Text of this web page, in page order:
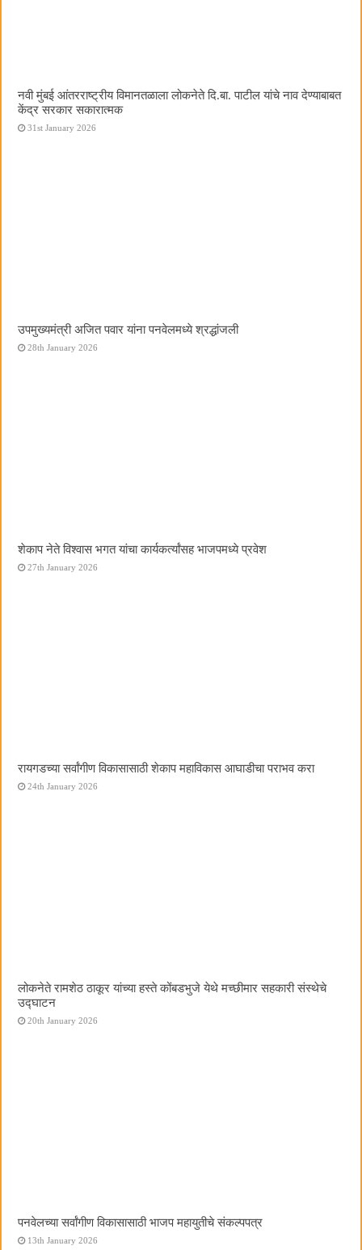
नवी मुंबई आंतरराष्ट्रीय विमानतळाला लोकनेते दि.बा. पाटील यांचे नाव देण्याबाबत
केंद्र सरकार सकारात्मक
31st January 2026
उपमुख्यमंत्री अजित पवार यांना पनवेलमध्ये श्रद्धांजली
28th January 2026
शेकाप नेते विश्वास भगत यांचा कार्यकर्त्यांसह भाजपमध्ये प्रवेश
27th January 2026
रायगडच्या सर्वांगीण विकासासाठी शेकाप महाविकास आघाडीचा पराभव करा
24th January 2026
लोकनेते रामशेठ ठाकूर यांच्या हस्ते कोंबडभुजे येथे मच्छीमार सहकारी संस्थेचे
उद्घाटन
20th January 2026
पनवेलच्या सर्वांगीण विकासासाठी भाजप महायुतीचे संकल्पपत्र
13th January 2026